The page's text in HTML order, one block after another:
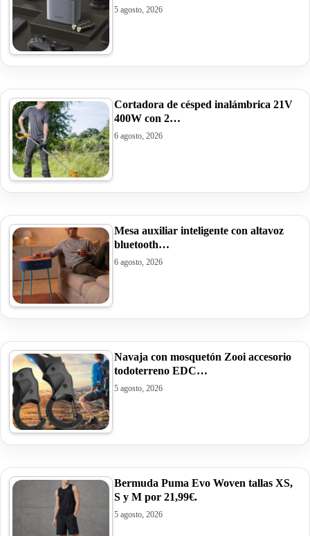
5 agosto, 2026
Cortadora de césped inalámbrica 21V
400W con 2…
6 agosto, 2026
Mesa auxiliar inteligente con altavoz
bluetooth…
6 agosto, 2026
Navaja con mosquetón Zooi accesorio
todoterreno EDC…
5 agosto, 2026
Bermuda Puma Evo Woven tallas XS,
S y M por 21,99€.
5 agosto, 2026